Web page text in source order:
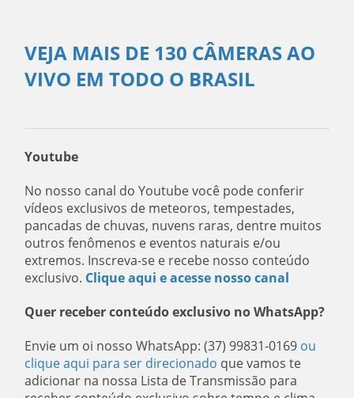
VEJA MAIS DE 130 CÂMERAS AO
VIVO EM TODO O BRASIL
Youtube
No nosso canal do Youtube você pode conferir
vídeos exclusivos de meteoros, tempestades,
pancadas de chuvas, nuvens raras, dentre muitos
outros fenômenos e eventos naturais e/ou
extremos. Inscreva-se e recebe nosso conteúdo
exclusivo. Clique aqui e acesse nosso canal
Quer receber conteúdo exclusivo no WhatsApp?
Envie um oi nosso WhatsApp: (37) 99831-0169 ou
clique aqui para ser direcionado que vamos te
adicionar na nossa Lista de Transmissão para